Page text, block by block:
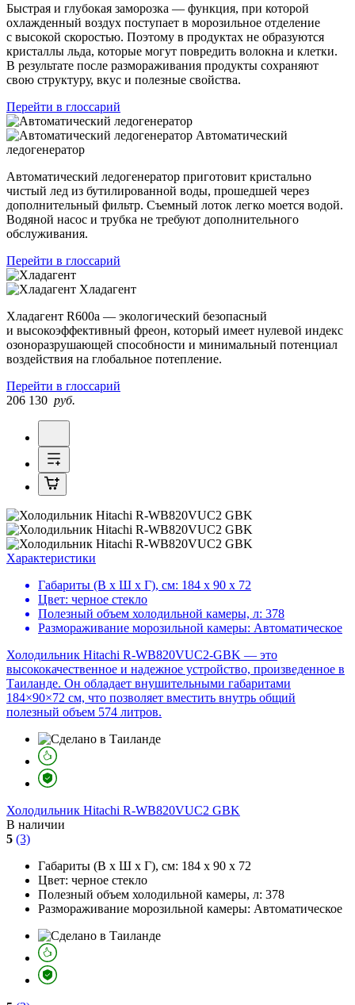
Быстрая и глубокая заморозка — функция, при которой
охлажденный воздух поступает в морозильное отделение
с высокой скоростью. Поэтому в продуктах не образуются
кристаллы льда, которые могут повредить волокна и клетки.
В результате после размораживания продукты сохраняют
свою структуру, вкус и полезные свойства.
Перейти в глоссарий
Автоматический
ледогенератор
Автоматический ледогенератор приготовит кристально
чистый лед из бутилированной воды, прошедшей через
дополнительный фильтр. Съемный лоток легко моется водой.
Водяной насос и трубка не требуют дополнительного
обслуживания.
Перейти в глоссарий
Хладагент
Хладагент R600a — экологический безопасный
и высокоэффективный фреон, который имеет нулевой индекс
озоноразрушающей способности и минимальный потенциал
воздействия на глобальное потепление.
Перейти в глоссарий
206 130 руб.
Характеристики
Габариты (В х Ш х Г), см: 184 х 90 х 72
Цвет: черное стекло
Полезный объем холодильной камеры, л: 378
Размораживание морозильной камеры: Автоматическое
Холодильник Hitachi R-WB820VUC2-GBK — это
высококачественное и надежное устройство, произведенное в
Таиланде. Он обладает внушительными габаритами
184×90×72 см, что позволяет вместить внутрь общий
полезный объем 574 литров.
Холодильник Hitachi R-WB820VUC2 GBK
В наличии
5 (3)
Габариты (В х Ш х Г), см: 184 х 90 х 72
Цвет: черное стекло
Полезный объем холодильной камеры, л: 378
Размораживание морозильной камеры: Автоматическое